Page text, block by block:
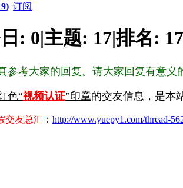
) |订阅
: 0|主题: 17|排名: 17
参考大家的回复。请大家回复有意义
色“视频认证”印章的交友信息，是本
交友总汇 ： http://www.yuepy1.com/thread-